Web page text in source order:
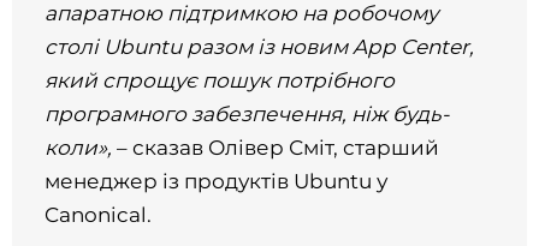
апаратною підтримкою на робочому
столі Ubuntu разом із новим App Center,
який спрощує пошук потрібного
програмного забезпечення, ніж будь-
коли»,– сказав Олівер Сміт, старший
менеджер із продуктів Ubuntu у
Canonical.